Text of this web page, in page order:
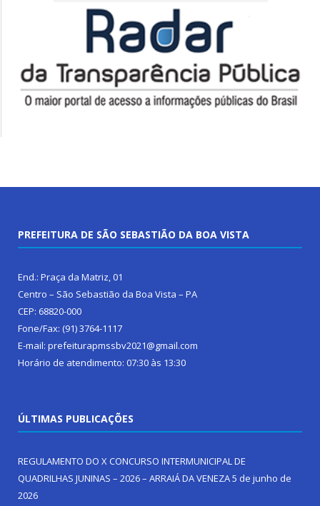
PREFEITURA DE SÃO SEBASTIÃO DA BOA VISTA
End.: Praça da Matriz, 01
Centro – São Sebastião da Boa Vista – PA
CEP: 68820-000
Fone/Fax: (91) 3764-1117
E-mail: prefeiturapmssbv2021@gmail.com
Horário de atendimento: 07:30 às 13:30
ÚLTIMAS PUBLICAÇÕES
REGULAMENTO DO X CONCURSO INTERMUNICIPAL DE
QUADRILHAS JUNINAS – 2026 – ARRAIÁ DA VENEZA5 de junho de
2026